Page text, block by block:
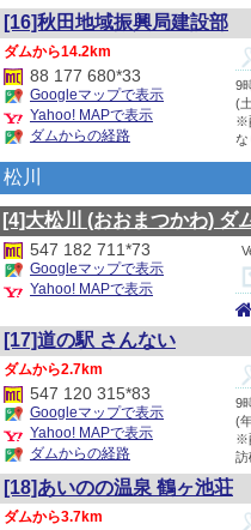
[16]秋田地域振興局建設部
9
(
※
な
14.2km
88 177 680*33
Googleマップで表示
Yahoo! MAPで表示
ダムからの経路
松川
[4]大松川 (おおまつかわ) ダ
547 182 711*73
Googleマップで表示
Yahoo! MAPで表示
[17]道の駅 さんない
9
(
※
訪
2.7km
547 120 315*83
Googleマップで表示
Yahoo! MAPで表示
ダムからの経路
[18]あいのの温泉 鶴ヶ池荘
3.7km